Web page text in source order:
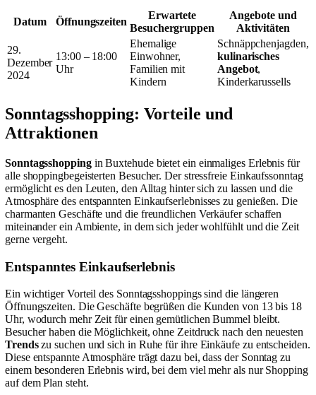
Datum Öffnungszeiten
Erwartete
Besuchergruppen
Angebote und
Aktivitäten
29.
Dezember
2024
13:00 – 18:00
Uhr
Ehemalige
Einwohner,
Familien mit
Kindern
Schnäppchenjagden,
kulinarisches
Angebot,
Kinderkarussells
Sonntagsshopping: Vorteile und
Attraktionen
Sonntagsshoppingin Buxtehude bietet ein einmaliges Erlebnis für
alle shoppingbegeisterten Besucher. Der stressfreie Einkaufssonntag
ermöglicht es den Leuten, den Alltag hinter sich zu lassen und die
Atmosphäre des entspannten Einkaufserlebnisses zu genießen. Die
charmanten Geschäfte und die freundlichen Verkäufer schaffen
miteinander ein Ambiente, in dem sich jeder wohlfühlt und die Zeit
gerne vergeht.
Entspanntes Einkaufserlebnis
Ein wichtiger Vorteil des Sonntagsshoppings sind die längeren
Öffnungszeiten. Die Geschäfte begrüßen die Kunden von 13 bis 18
Uhr, wodurch mehr Zeit für einen gemütlichen Bummel bleibt.
Besucher haben die Möglichkeit, ohne Zeitdruck nach den neuesten
Trendszu suchen und sich in Ruhe für ihre Einkäufe zu entscheiden.
Diese entspannte Atmosphäre trägt dazu bei, dass der Sonntag zu
einem besonderen Erlebnis wird, bei dem viel mehr als nur Shopping
auf dem Plan steht.